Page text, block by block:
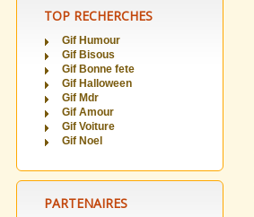
TOP RECHERCHES
Gif Humour
Gif Bisous
Gif Bonne fete
Gif Halloween
Gif Mdr
Gif Amour
Gif Voiture
Gif Noel
PARTENAIRES